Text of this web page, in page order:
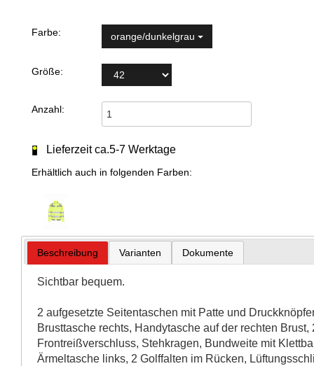
Farbe: orange/dunkelgrau
Größe:
Anzahl:
Lieferzeit ca.5-7 Werktage
Erhältlich auch in folgenden Farben:
Beschreibung Varianten Dokumente
Sichtbar bequem.
2 aufgesetzte Seitentaschen mit Patte und
Brusttasche rechts, Handytasche auf der rechten
Frontreißverschluss, Stehkragen, Bundweite mit
Ärmeltasche links, 2 Golffalten im Rücken,